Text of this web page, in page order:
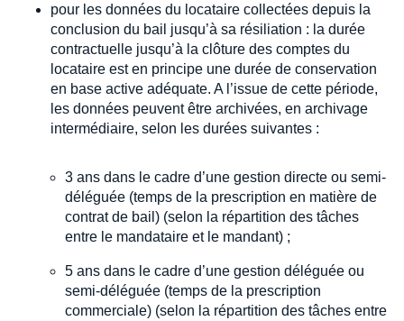
pour les données du locataire collectées depuis la
conclusion du bail jusqu’à sa résiliation : la durée
contractuelle jusqu’à la clôture des comptes du
locataire est en principe une durée de conservation
en base active adéquate. A l’issue de cette période,
les données peuvent être archivées, en archivage
intermédiaire, selon les durées suivantes :
3 ans dans le cadre d’une gestion directe ou semi-
déléguée (temps de la prescription en matière de
contrat de bail) (selon la répartition des tâches
entre le mandataire et le mandant) ;
5 ans dans le cadre d’une gestion déléguée ou
semi-déléguée (temps de la prescription
commerciale) (selon la répartition des tâches entre